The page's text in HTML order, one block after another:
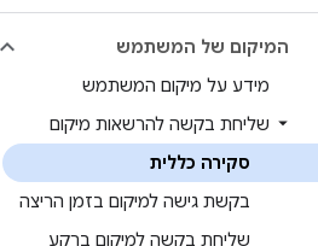
המיקום של המשתמש
מידע על מיקום המשתמש
שליחת בקשה להרשאות מיקום
סקירה כללית
בקשת גישה למיקום בזמן הריצה
שליחת בקשה למיקום ברקע